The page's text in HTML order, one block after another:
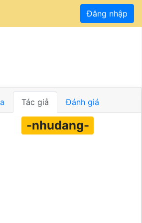
Đăng nhập
Tác giả Đánh giá
-nhudang-